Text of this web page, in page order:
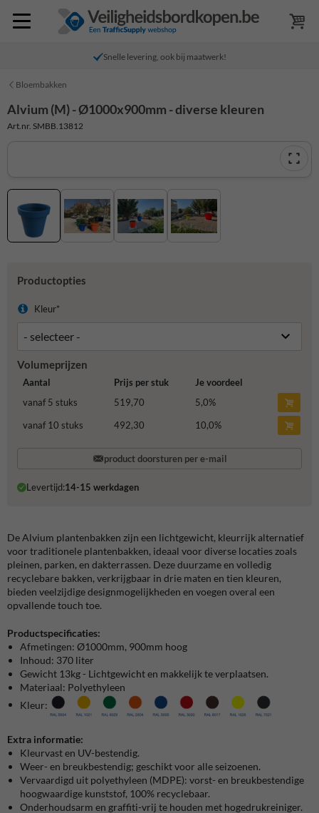
Snelle levering, ook bij maatwerk!
Bloembakken
Alvium (M) - Ø1000x900mm - diverse kleuren
Art.nr. SMBB.13812
Productopties
Kleur*
Volumeprijzen
Aantal Prijs per stuk
Je voordeel
vanaf 5 stuks
519,70 5,0%
vanaf 10 stuks
492,30 10,0%
product doorsturen per e-mail
Levertijd:14-15 werkdagen
De Alvium plantenbakken zijn een lichtgewicht, kleurrijk alternatief
voor traditionele plantenbakken, ideaal voor diverse locaties zoals
pleinen, parken, en dakterrassen. Deze duurzame en volledig
recyclebare bakken, verkrijgbaar in drie maten en tien kleuren,
bieden veelzijdige designmogelijkheden en voegen overal een
opvallende touch toe.
Productspecificaties:
Afmetingen: Ø1000mm, 900mm hoog
Inhoud: 370 liter
Gewicht 13kg - Lichtgewicht en makkelijk te verplaatsen.
Materiaal: Polyethyleen
Kleur:
Extra informatie:
Kleurvast en UV-bestendig.
Weer- en breukbestendig; geschikt voor alle seizoenen.
Vervaardigd uit polyethyleen (MDPE): vorst- en breukbestendige
hoogwaardige kunststof, 100% recyclebaar.
Onderhoudsarm en graffiti-vrij te houden met hogedrukreiniger.